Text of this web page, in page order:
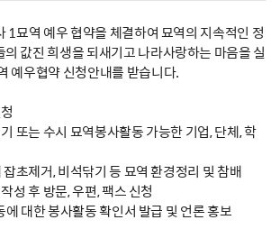
1묘역 예우 협약을 체결하여 묘역의 지속적인 정
값진 희생을 되새기고 나라사랑하는 마음을 실
예우협약 신청안내를 받습니다.
또는 수시 묘역봉사활동 가능한 기업, 단체, 학
초제거, 비석닦기 등 묘역 환경정리 및 참배
성 후 방문, 우편, 팩스 신청
대한 봉사활동 확인서 발급 및 언론 홍보